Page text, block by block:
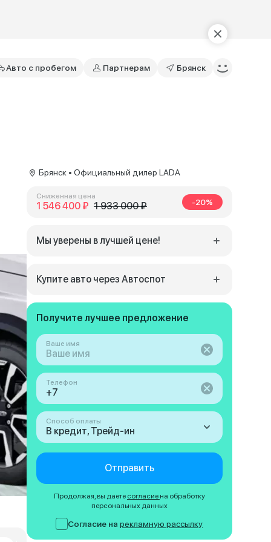
Авто с пробегом Партнерам Брянск
Брянск • Официальный дилер LADA
Сниженная цена
1 546 400 ₽ 1 933 000 ₽ -20%
Мы уверены в лучшей цене!
Купите авто через Автоспот
Получите лучшее предложение
Ваше имя
Телефон
Способ оплаты
В кредит, Трейд-ин
Отправить
Продолжая, вы даете согласие на обработку
персональных данных
Согласие нарекламную рассылку